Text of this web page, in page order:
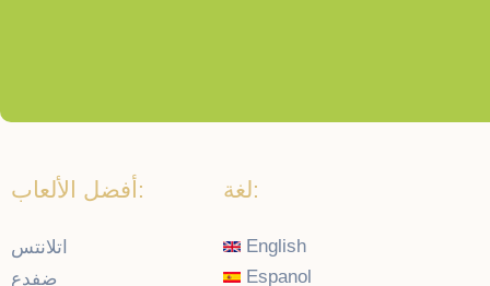
أفضل الألعاب:
اتلانتس
ضفدع
لغة:
English
Espanol